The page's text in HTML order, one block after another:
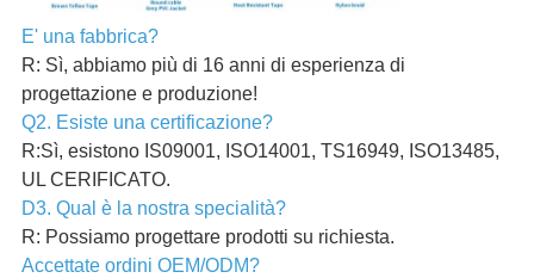
E' una fabbrica?
R: Sì, abbiamo più di 16 anni di esperienza di
progettazione e produzione!
Q2. Esiste una certificazione?
R:Sì, esistono IS09001, ISO14001, TS16949, ISO13485,
UL CERIFICATO.
D3. Qual è la nostra specialità?
R: Possiamo progettare prodotti su richiesta.
Accettate ordini OEM/ODM?